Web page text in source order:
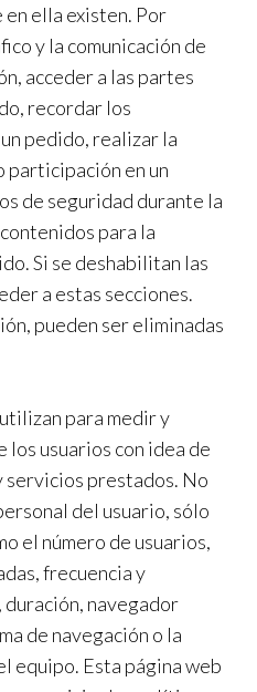
ella existen. Por
y la comunicación de
acceder a las partes
recordar los
pedido, realizar la
participación en un
de seguridad durante la
para la
Si se deshabilitan las
a estas secciones.
pueden ser eliminadas
para medir y
los usuarios con idea de
servicios prestados. No
del usuario, sólo
el número de usuarios,
frecuencia y
navegador
de navegación o la
equipo. Esta página web